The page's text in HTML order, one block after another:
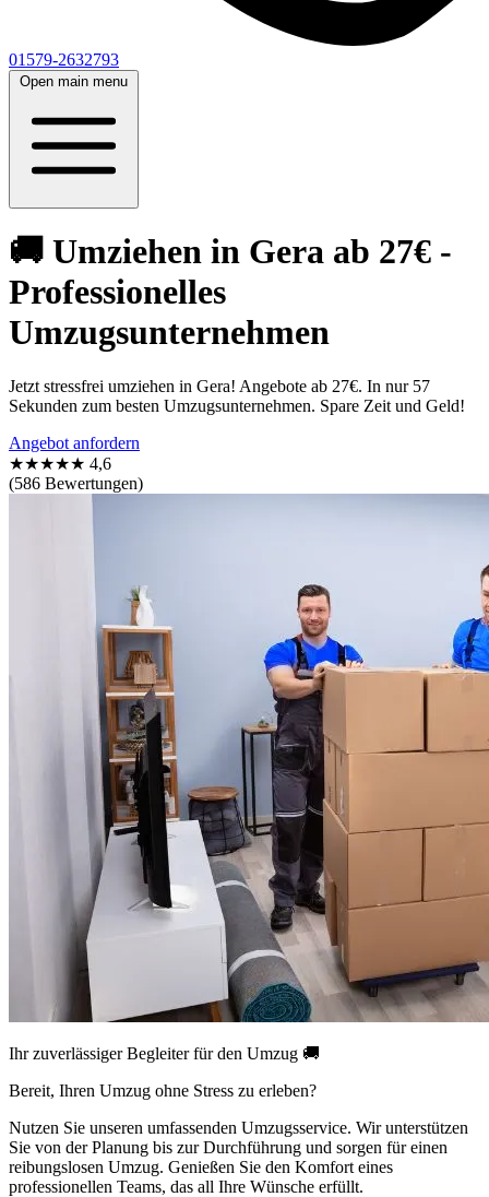
01579-2632793
Open main menu
🚚 Umziehen in Gera ab 27€ -
Professionelles
Umzugsunternehmen
Jetzt stressfrei umziehen in Gera! Angebote ab 27€. In nur 57
Sekunden zum besten Umzugsunternehmen. Spare Zeit und Geld!
Angebot anfordern
★★★★★ 4,6
(586 Bewertungen)
Ihr zuverlässiger Begleiter für den Umzug 🚚
Bereit, Ihren Umzug ohne Stress zu erleben?
Nutzen Sie unseren umfassenden Umzugsservice. Wir unterstützen
Sie von der Planung bis zur Durchführung und sorgen für einen
reibungslosen Umzug. Genießen Sie den Komfort eines
professionellen Teams, das all Ihre Wünsche erfüllt.